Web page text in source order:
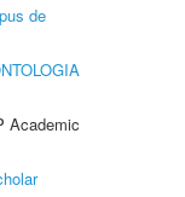
de
Academic